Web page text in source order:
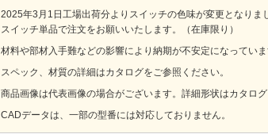
2025年3月1日工場出荷分よりスイッチの色味が変更となり
スイッチ単品で注文をお願いいたします。（在庫限り）
材料や部材入手難などの影響により納期が不安定になってい
スペック、材質の詳細はカタログをご参照ください。
商品画像は代表画像の場合がございます。詳細形状はカタログ
CADデータは、一部の型番には対応しておりません。